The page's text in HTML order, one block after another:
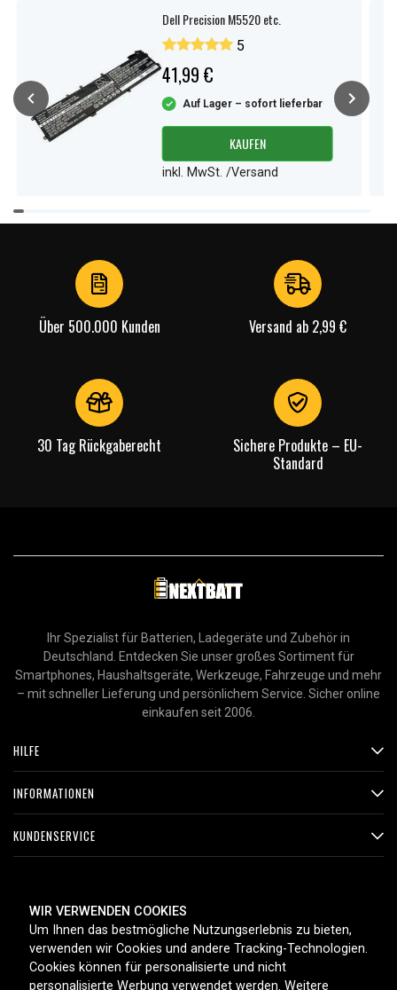
Dell Precision M5520 etc.
5
41,99 €
Auf Lager – sofort lieferbar
KAUFEN
inkl. MwSt. /Versand
Item
1
Über 500.000 Kunden Versand ab 2,99 €
30 Tag Rückgaberecht
Sichere Produkte – EU-
Standard
Ihr Spezialist für Batterien, Ladegeräte und Zubehör in
Deutschland. Entdecken Sie unser großes Sortiment für
Smartphones, Haushaltsgeräte, Werkzeuge, Fahrzeuge und mehr
– mit schneller Lieferung und persönlichem Service. Sicher online
einkaufen seit 2006.
HILFE
INFORMATIONEN
KUNDENSERVICE
ZAHLUNGSMETHODEN
WIR VERWENDEN COOKIES
Um Ihnen das bestmögliche Nutzungserlebnis zu bieten,
verwenden wir Cookies und andere Tracking-Technologien.
Cookies können für personalisierte und nicht
personalisierte Werbung verwendet werden. Weitere